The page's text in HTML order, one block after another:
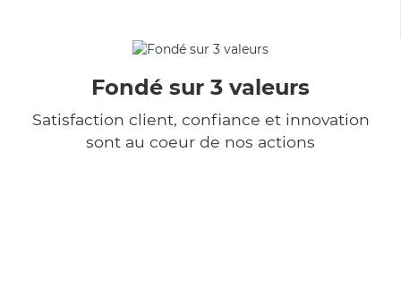
Fondé sur 3 valeurs
Satisfaction client, confiance et innovation
sont au coeur de nos actions